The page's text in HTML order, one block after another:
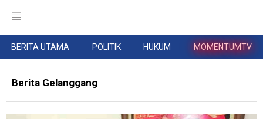
BERITA UTAMA POLITIK HUKUM MOMENTUMTV
Berita Gelanggang